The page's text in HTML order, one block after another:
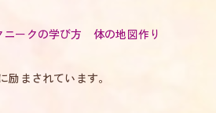
ニークの学び方 体の地図作り
励まされています。